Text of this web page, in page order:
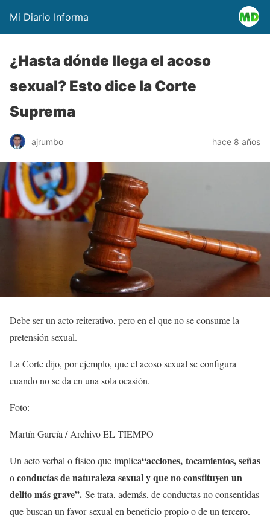
Mi Diario Informa
¿Hasta dónde llega el acoso
sexual? Esto dice la Corte
Suprema
ajrumbo hace 8 años
Debe ser un acto reiterativo, pero en el que no se consume la
pretensión sexual.
La Corte dijo, por ejemplo, que el acoso sexual se configura
cuando no se da en una sola ocasión.
Foto:
Martín García / Archivo EL TIEMPO
Un acto verbal o físico que implica“acciones, tocamientos, señas
o conductas de naturaleza sexual y que no constituyen un
delito más grave”. Se trata, además, de conductas no consentidas
que buscan un favor sexual en beneficio propio o de un tercero.